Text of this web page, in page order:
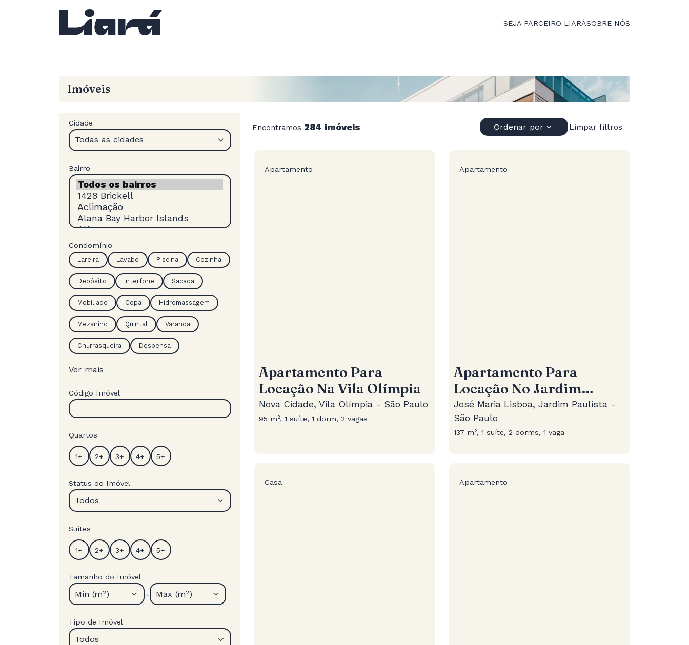
SEJA PARCEIRO LIARÁSOBRE NÓS
Imóveis
Cidade
Todas as cidades
Bairro
Condomínio
Lareira Lavabo Piscina Cozinha
Depósito Interfone Sacada
Mobiliado Copa Hidromassagem
Mezanino Quintal Varanda
Churrasqueira Despensa
Ver mais
Código Imóvel
Quartos
Status do Imóvel
Todos
Suítes
Tamanho do Imóvel
Min (m²) - Max (m²)
Tipo de Imóvel
Todos
Encontramos 284 imóveis Ordenar por Limpar filtros
Apartamento
Apartamento Para
Locação Na Vila Olímpia
Nova Cidade, Vila Olímpia - São Paulo
95 m², 1 suíte, 1 dorm, 2 vagas
Apartamento
Apartamento Para
Locação No Jardim
Paulista
José Maria Lisboa, Jardim Paulista -
São Paulo
137 m², 1 suíte, 2 dorms, 1 vaga
Casa Apartamento